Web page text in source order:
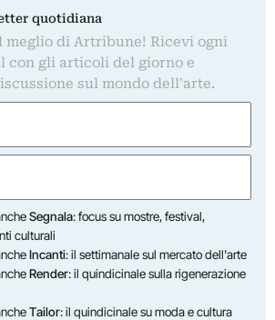
quotidiana
meglio di Artribune! Ricevi ogni
con gli articoli del giorno e
sul mondo dell'arte.
Segnala: focus su mostre, festival,
culturali
Incanti: il settimanale sul mercato dell'arte
Render: il quindicinale sulla rigenerazione
Tailor: il quindicinale su moda e cultura